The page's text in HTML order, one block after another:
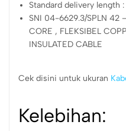
Standard delivery length
SNI 04-6629.3/SPLN 42
CORE , FLEKSIBEL
INSULATED CABLE
Cek disini untuk ukuran
Kelebihan: